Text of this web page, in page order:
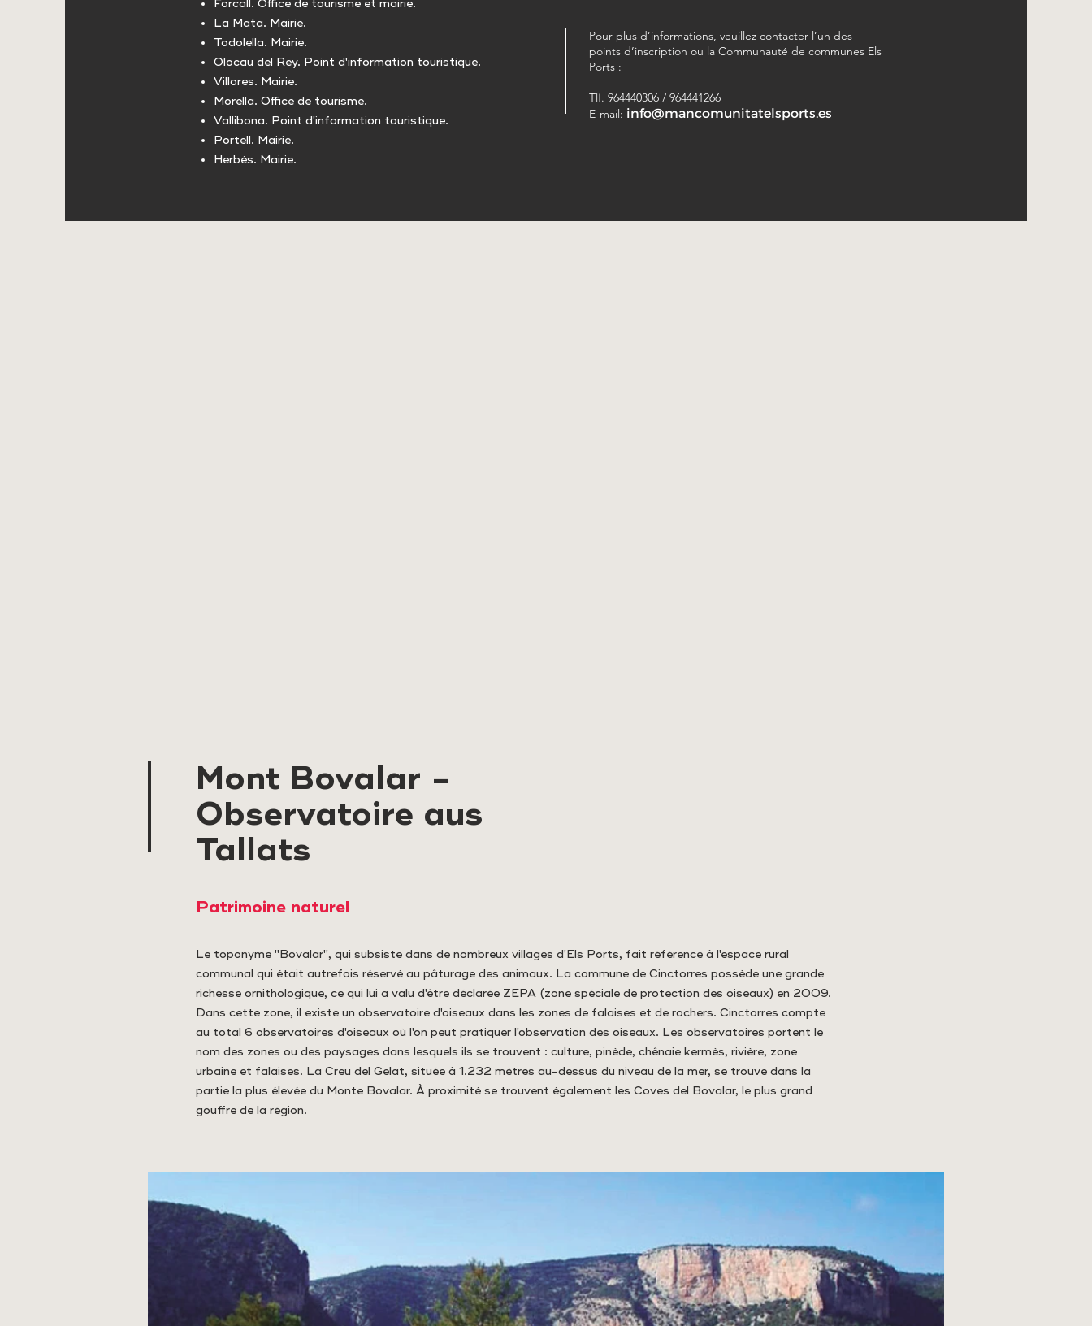
Forcall. Office de tourisme et mairie.
La Mata. Mairie.
Todolella. Mairie.
Olocau del Rey. Point d'information touristique.
Villores. Mairie.
Morella. Office de tourisme.
Vallibona. Point d'information touristique.
Portell. Mairie.
Herbés. Mairie.
Pour plus d’informations, veuillez contacter l’un des
points d’inscription ou la Communauté de communes Els
Ports :
Tlf. 964440306 / 964441266
E-mail: info@mancomunitatelsports.es
Mont Bovalar -
Observatoire aus
Tallats
Patrimoine naturel
Le toponyme "Bovalar", qui subsiste dans de nombreux villages d'Els Ports, fait référence à l'espace rural
communal qui était autrefois réservé au pâturage des animaux. La commune de Cinctorres possède une grande
richesse ornithologique, ce qui lui a valu d'être déclarée ZEPA (zone spéciale de protection des oiseaux) en 2009.
Dans cette zone, il existe un observatoire d'oiseaux dans les zones de falaises et de rochers. Cinctorres compte
au total 6 observatoires d'oiseaux où l'on peut pratiquer l'observation des oiseaux. Les observatoires portent le
nom des zones ou des paysages dans lesquels ils se trouvent : culture, pinède, chênaie kermès, rivière, zone
urbaine et falaises. La Creu del Gelat, située à 1.232 mètres au-dessus du niveau de la mer, se trouve dans la
partie la plus élevée du Monte Bovalar. À proximité se trouvent également les Coves del Bovalar, le plus grand
gouffre de la région.